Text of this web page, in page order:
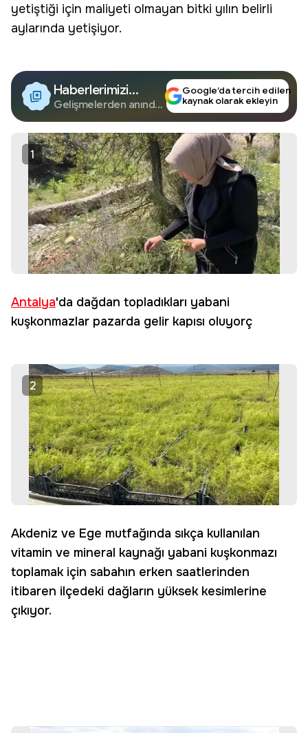
yetiştiği için maliyeti olmayan bitki yılın belirli
aylarında yetişiyor.
Haberlerimizi
Google'da Takip
Edin
Gelişmelerden anında
Google’da tercih edilen
kaynak olarak ekleyin
1
Antalya'da dağdan topladıkları yabani
kuşkonmazlar pazarda gelir kapısı oluyorç
2
Akdeniz ve Ege mutfağında sıkça kullanılan
vitamin ve mineral kaynağı yabani kuşkonmazı
toplamak için sabahın erken saatlerinden
itibaren ilçedeki dağların yüksek kesimlerine
çıkıyor.